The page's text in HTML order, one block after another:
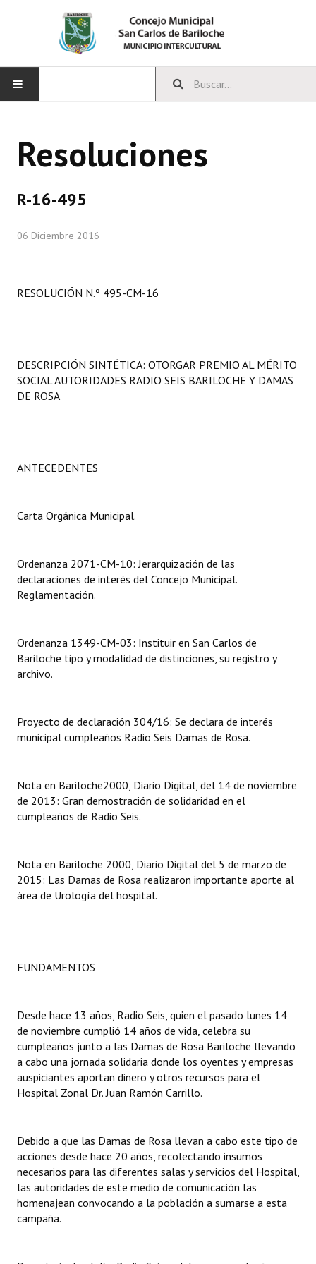
CONCEJO
Concejales Mandato Cumplido
LEGISLACIÓN
Constitución Nacional
Digesto
DOCUMENTOS
Informes de Gestión
Dictámenes Asesoría Letrada
Informes de Unidad Coordinadora
Ejecución Presupuestaria
NORMATIVA
Declaraciones
Resoluciones
Noticias Destacadas
Registros y Distinciones
Datos Históricos
Mujeres que Dejaron Huellas - Registro
Periodistas Decanos - Registro
Ciudadano Ilustre - Registro
Resoluciones
R-16-495
06 Diciembre 2016
RESOLUCIÓN N.º 495-CM-16
DESCRIPCIÓN SINTÉTICA: OTORGAR PREMIO AL MÉRITO
SOCIAL AUTORIDADES RADIO SEIS BARILOCHE Y DAMAS
DE ROSA
ANTECEDENTES
Carta Orgánica Municipal.
Ordenanza 2071-CM-10: Jerarquización de las
declaraciones de interés del Concejo Municipal.
Reglamentación.
Ordenanza 1349-CM-03: Instituir en San Carlos de
Bariloche tipo y modalidad de distinciones, su registro y
archivo.
Proyecto de declaración 304/16: Se declara de interés
municipal cumpleaños Radio Seis Damas de Rosa.
Nota en Bariloche2000, Diario Digital, del 14 de noviembre
de 2013: Gran demostración de solidaridad en el
cumpleaños de Radio Seis.
Nota en Bariloche 2000, Diario Digital del 5 de marzo de
2015: Las Damas de Rosa realizaron importante aporte al
área de Urología del hospital.
FUNDAMENTOS
Desde hace 13 años, Radio Seis, quien el pasado lunes 14
de noviembre cumplió 14 años de vida, celebra su
cumpleaños junto a las Damas de Rosa Bariloche llevando
a cabo una jornada solidaria donde los oyentes y empresas
auspiciantes aportan dinero y otros recursos para el
Hospital Zonal Dr. Juan Ramón Carrillo.
Debido a que las Damas de Rosa llevan a cabo este tipo de
acciones desde hace 20 años, recolectando insumos
necesarios para las diferentes salas y servicios del Hospital,
las autoridades de este medio de comunicación las
homenajean convocando a la población a sumarse a esta
campaña.